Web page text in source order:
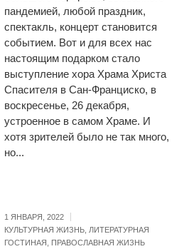
пандемией, любой праздник,
спектакль, концерт становится
событием. Вот и для всех нас
настоящим подарком стало
выступление хора Храма Христа
Спасителя в Сан-Франциско, в
воскресенье, 26 декабря,
устроенное в самом Храме. И
хотя зрителей было не так много,
но...
1 ЯНВАРЯ, 2022
КУЛЬТУРНАЯ ЖИЗНЬ ЛИТЕРАТУРНАЯ
ГОСТИНАЯ
ПРАВОСЛАВНАЯ ЖИЗНЬ